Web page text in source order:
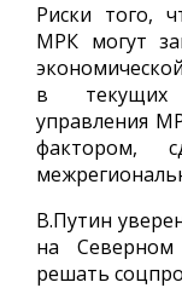
Риски того,
МРК могут
в текущих
управления
фактором,
В.Путин
на Северном
решать